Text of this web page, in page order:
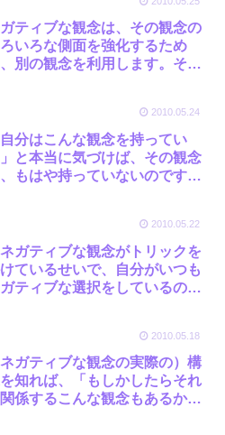
念を見つけなさい」と教えてく
《贈り物》なのです。 by バ
ール
ティブな観念は、その観念の
いろな側面を強化するため
別の観念を利用します。そこ
2010.05.24
自分はこんな観念を持ってい
と本当に気づけば、その観念
もはや持っていないのです。
2010.05.22
ネガティブな観念がトリックを
ているせいで、自分がいつも
ティブな選択をしているの
、苦労や困難を感じているのか
解できません。 by バシャール
2010.05.18
ネガティブな観念の実際の）構
知れば、「もしかしたらそれ
係するこんな観念もあるかも